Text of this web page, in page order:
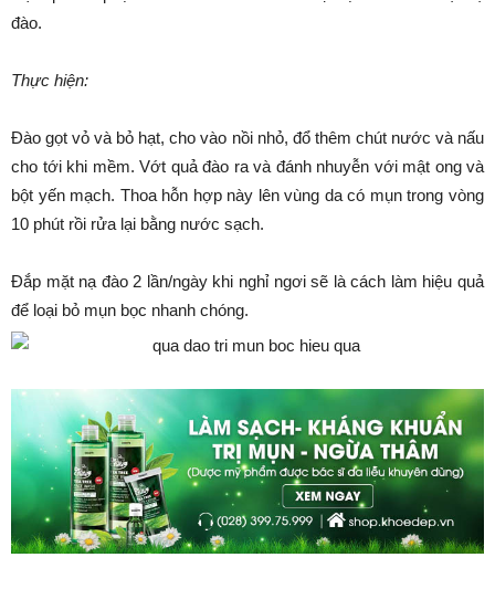
đào.
Thực hiện:
Đào gọt vỏ và bỏ hạt, cho vào nồi nhỏ, đổ thêm chút nước và nấu
cho tới khi mềm. Vớt quả đào ra và đánh nhuyễn với mật ong và
bột yến mạch. Thoa hỗn hợp này lên vùng da có mụn trong vòng
10 phút rồi rửa lại bằng nước sạch.
Đắp mặt nạ đào 2 lần/ngày khi nghỉ ngơi sẽ là cách làm hiệu quả
để loại bỏ mụn bọc nhanh chóng.